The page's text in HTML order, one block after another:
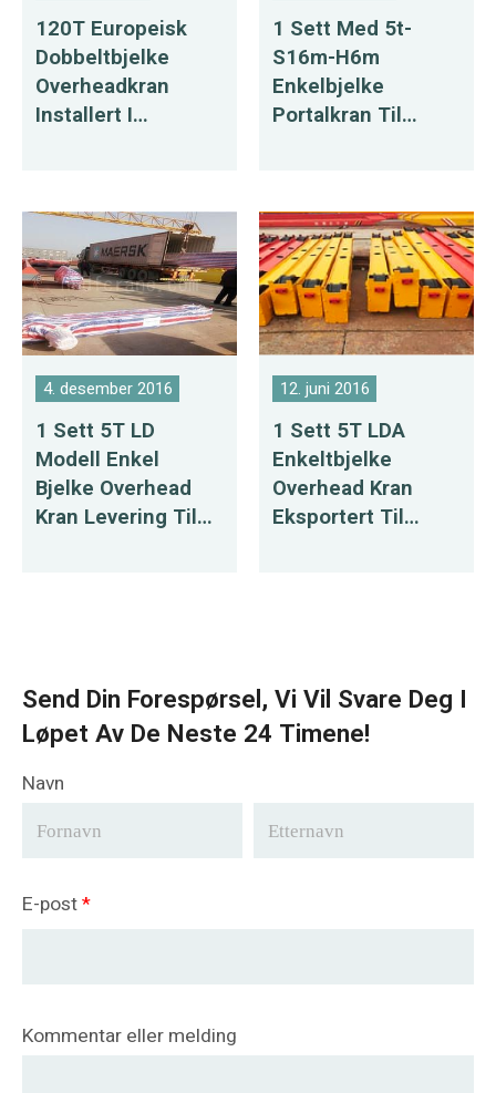
120T Europeisk
Dobbeltbjelke
Overheadkran
Installert I
1 Sett Med 5t-
S16m-H6m
Enkelbjelke
Portalkran Til
4. desember 2016
1 Sett 5T LD
Modell Enkel
Bjelke Overhead
Kran Levering Til
12. juni 2016
1 Sett 5T LDA
Enkeltbjelke
Overhead Kran
Eksportert Til
Send Din Forespørsel, Vi Vil Svare Deg I
Løpet Av De Neste 24 Timene!
Navn
E-post*
Kommentar eller melding